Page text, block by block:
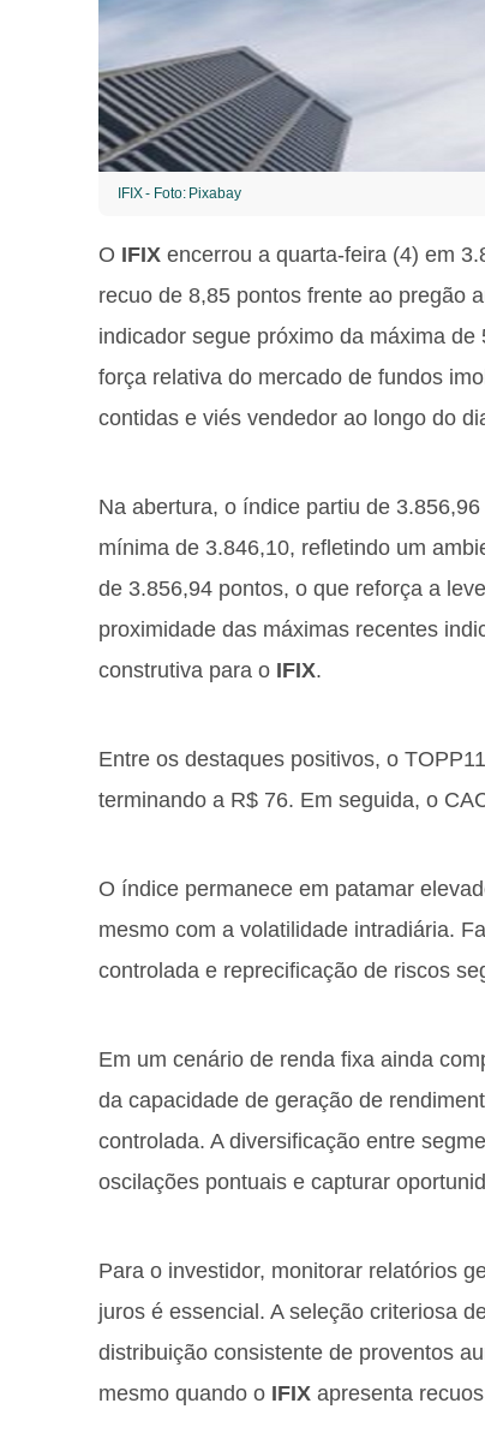
IFIX - Foto: Pixabay
O IFIX encerrou a quarta-feira (4) em
recuo de 8,85 pontos frente ao pregão
indicador segue próximo da máxima
força relativa do mercado de fundos
contidas e viés vendedor ao longo do
Na abertura, o índice partiu de
mínima de 3.846,10, refletindo um
de 3.856,94 pontos, o que reforça a
proximidade das máximas recentes
construtiva para o IFIX.
Entre os destaques positivos, o
terminando a R$ 76. Em seguida, o
O índice permanece em patamar
mesmo com a volatilidade intradiária.
controlada e reprecificação de riscos
Em um cenário de renda fixa ainda
da capacidade de geração de
controlada. A diversificação entre
oscilações pontuais e capturar
Para o investidor, monitorar relatórios
juros é essencial. A seleção criteriosa
distribuição consistente de proventos
mesmo quando o IFIX apresenta